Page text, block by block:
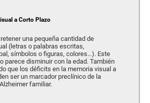
a Corto Plazo
una pequeña cantidad de
(letras o palabras escritas,
símbolos o figuras, colores…). Este
parece disminuir con la edad. También
que los déficits en la memoria visual a
ser un marcador preclínico de la
familiar.